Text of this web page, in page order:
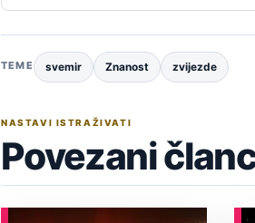
TEME svemir Znanost zvijezde
NASTAVI ISTRAŽIVATI
Povezani